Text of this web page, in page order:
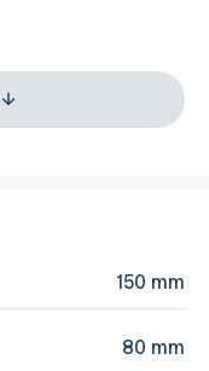
150 mm
80 mm